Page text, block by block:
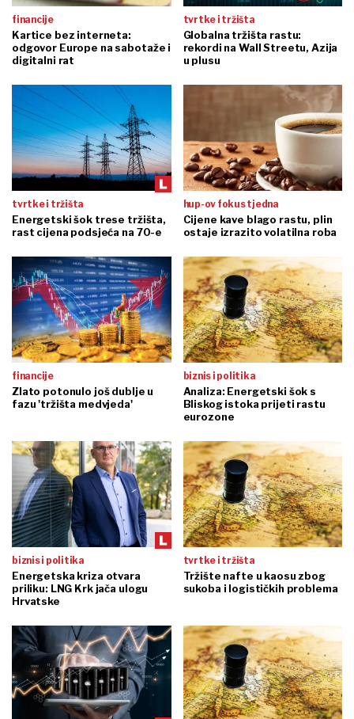
financije
Kartice bez interneta:
odgovor Europe na sabotaže i
digitalni rat
tvrtke i tržišta
Globalna tržišta rastu:
rekordi na Wall Streetu, Azija
u plusu
tvrtke i tržišta
Energetski šok trese tržišta,
rast cijena podsjeća na 70-e
hup-ov fokus tjedna
Cijene kave blago rastu, plin
ostaje izrazito volatilna roba
financije
Zlato potonulo još dublje u
fazu 'tržišta medvjeda'
biznis i politika
Analiza: Energetski šok s
Bliskog istoka prijeti rastu
eurozone
biznis i politika
Energetska kriza otvara
priliku: LNG Krk jača ulogu
Hrvatske
tvrtke i tržišta
Tržište nafte u kaosu zbog
sukoba i logističkih problema